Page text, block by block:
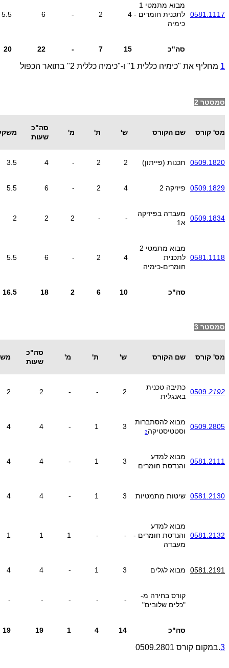
0581.1117
מבוא מתמטי 1
לתכנית חומרים -
כימיה
4
2
-
6
5.5
סה"כ 15
7
-
22
20
1 מחליף את "כימיה כללית 1" ו-"כימיה כללית 2" בתואר הכפול
סמסטר 2
מס' קורס שם הקורס ש' ת' מ'
סה"כ
שעות
0509.1820 תכנות (פייתון) 2
2
-
4
3.5
0509.1829 פיזיקה 2 4
2
-
6
5.5
0509.1834
מעבדה בפיזיקה
א1
-
-
2
2
2
0581.1118
מבוא מתמטי 2
לתכנית
חומרים-כימיה
4
2
-
6
5.5
סה"כ 10
6
2
18
16.5
סמסטר 3
מס' קורס שם הקורס ש' ת' מ'
סה"כ
שעות
0509. 2192
כתיבה טכנית
באנגלית
2
-
-
2
2
0509.2805
מבוא להסתברות
וסטטיסטיקה3
3
1
-
4
4
0581.2111
מבוא למדע
והנדסת חומרים
3
1
-
4
4
0581.2130 שיטות מתמטיות 3
1
-
4
4
0581.2132
מבוא למדע
והנדסת חומרים -
מעבדה
-
-
1
1
1
0581.2191 מבוא לגלים 3
1
-
4
4
קורס בחירה מ-
"כלים שלובים"
-
-
-
-
-
סה"כ 14
4
1
19
19
3.במקום קורס 0509.2801